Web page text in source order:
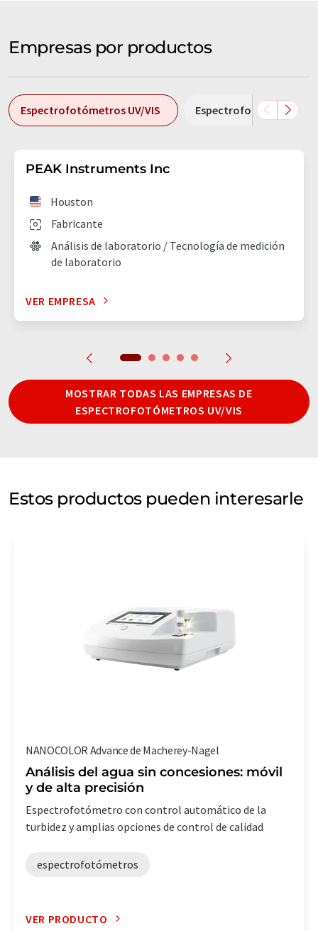
Empresas por productos
Espectrofotómetros UV/VIS Espectrofotómetros
PEAK Instruments Inc
Fabricante
Houston
Análisis de laboratorio / Tecnología de medición
de laboratorio
VER EMPRESA
MOSTRAR TODAS LAS EMPRESAS DE
ESPECTROFOTÓMETROS UV/VIS
Estos productos pueden interesarle
NANOCOLOR Advance de Macherey-Nagel
Análisis del agua sin concesiones: móvil
y de alta precisión
Espectrofotómetro con control automático de la
turbidez y amplias opciones de control de calidad
espectrofotómetros
VER PRODUCTO